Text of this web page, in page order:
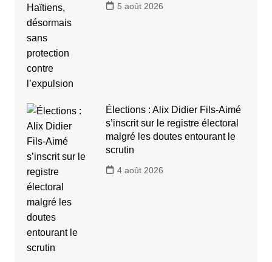
5 août 2026
Élections : Alix Didier Fils-Aimé
s’inscrit sur le registre électoral
malgré les doutes entourant le
scrutin
4 août 2026